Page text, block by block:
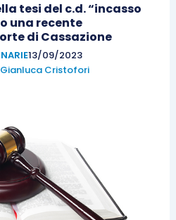
tesi del c.d. “incasso
una recente
di Cassazione
13/09/2023
Gianluca Cristofori